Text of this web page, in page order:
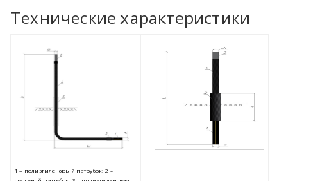
Технические характеристики